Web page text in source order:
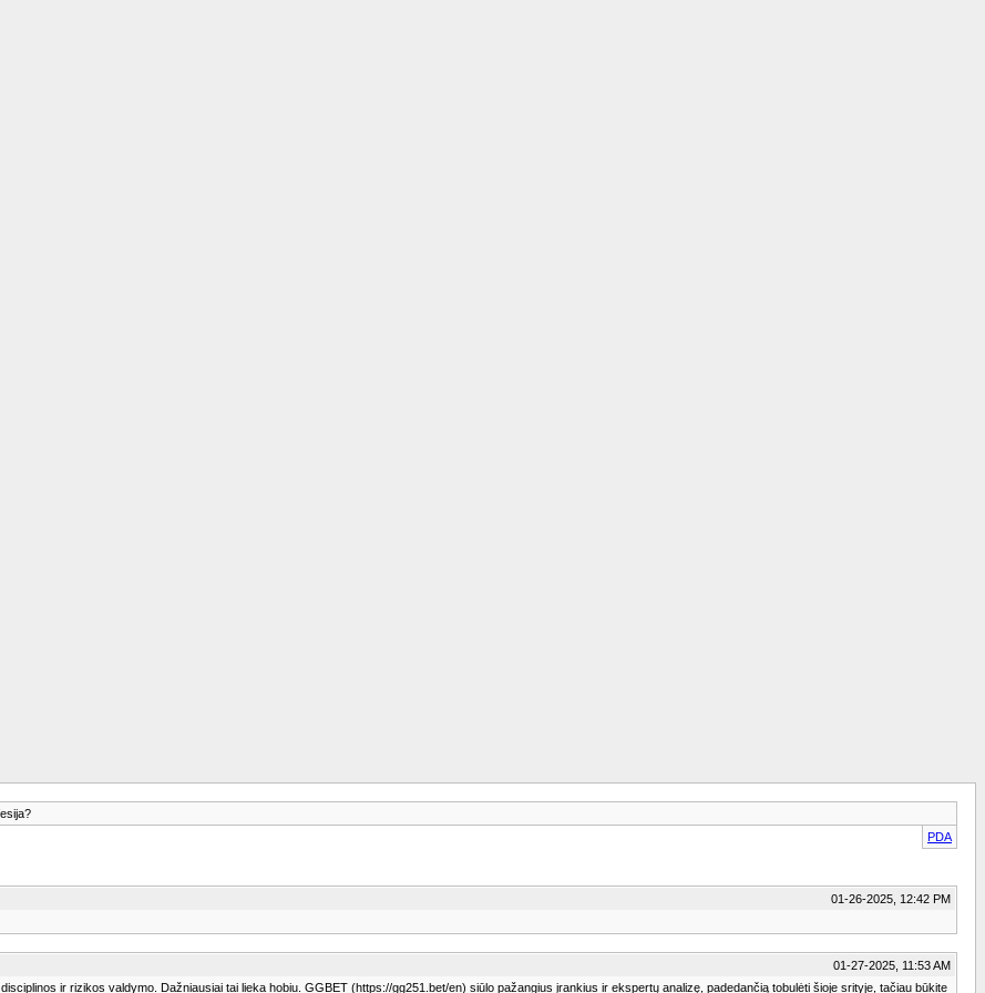
PDA
01-26-2025, 12:42 PM
01-27-2025, 11:53 AM
ir rizikos valdymo. Dažniausiai tai lieka hobiu. GGBET (https://gg251.bet/en) siūlo pažangius įrankius ir ekspertų analizę, padedančią tobulėti šioje srityje, tačiau būkite